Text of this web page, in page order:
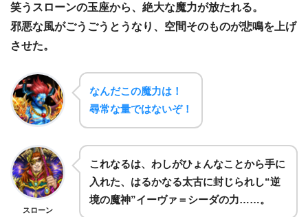
笑うスローンの玉座から、絶大な魔力が放たれる。
邪悪な風がごうごうとうなり、空間そのものが悲鳴を上げ
させた。
なんだこの魔力は！
尋常な量ではないぞ！
スローン
これなるは、わしがひょんなことから手に
入れた、はるかなる太古に封じられし“逆
境の魔神”イーヴァ＝シーダの力……。